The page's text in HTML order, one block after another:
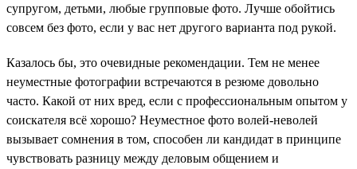
супругом, детьми, любые групповые фото. Лучше обойтись
совсем без фото, если у вас нет другого варианта под рукой.
Казалось бы, это очевидные рекомендации. Тем не менее
неуместные фотографии встречаются в резюме довольно
часто. Какой от них вред, если с профессиональным опытом у
соискателя всё хорошо? Неуместное фото волей-неволей
вызывает сомнения в том, способен ли кандидат в принципе
чувствовать разницу между деловым общением и